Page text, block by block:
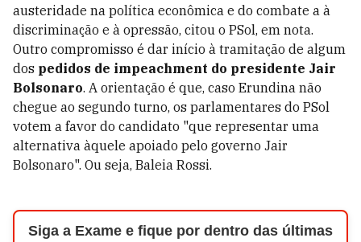
austeridade na política econômica e do combate a à
discriminação e à opressão, citou o PSol, em nota.
Outro compromisso é dar início à tramitação de algum
dos pedidos de impeachment do presidente Jair
Bolsonaro. A orientação é que, caso Erundina não
chegue ao segundo turno, os parlamentares do PSol
votem a favor do candidato "que representar uma
alternativa àquele apoiado pelo governo Jair
Bolsonaro". Ou seja, Baleia Rossi.
Siga a Exame e fique por dentro das últimas